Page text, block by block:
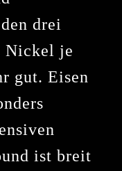
drei
Nickel je
gut. Eisen
ist breit